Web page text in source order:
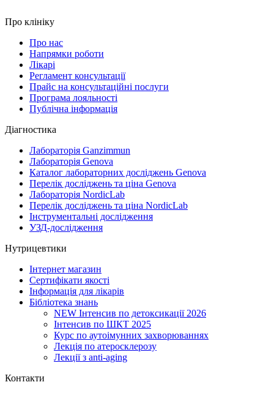
Про клініку
Про нас
Напрямки роботи
Лікарі
Регламент консультації
Прайс на консультаційні послуги
Програма лояльності
Публічна інформація
Діагностика
Лабораторія Ganzimmun
Лабораторія Genova
Каталог лабораторних досліджень Genova
Перелік досліджень та ціна Genova
Лабораторія NordicLab
Перелік досліджень та ціна NordicLab
Інструментальні дослідження
УЗД-дослідження
Нутрицевтики
Інтернет магазин
Сертифікати якості
Інформація для лікарів
Бібліотека знань
NEW Інтенсив по детоксикації 2026
Інтенсив по ШКТ 2025
Курс по аутоімунних захворюваннях
Лекція по атеросклерозу
Лекції з anti-aging
Контакти